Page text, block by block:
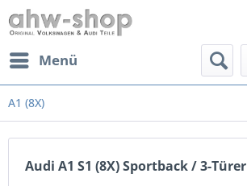
Menü
A1 (8X)
Audi A1 S1 (8X) Sportback / 3-Türer